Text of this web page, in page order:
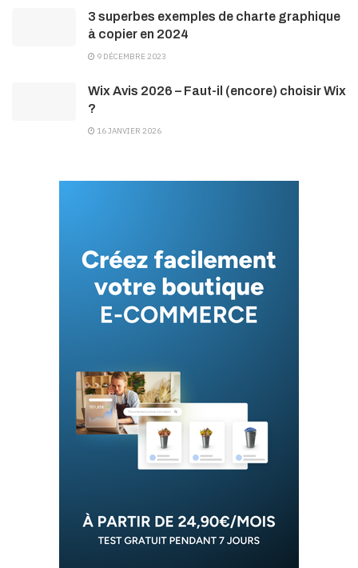
3 superbes exemples de charte graphique
à copier en 2024
9 DÉCEMBRE 2023
Wix Avis 2026 – Faut-il (encore) choisir Wix
?
16 JANVIER 2026